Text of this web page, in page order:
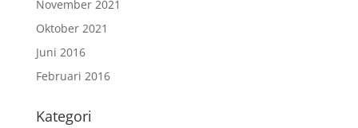
November 2021
Oktober 2021
Juni 2016
Februari 2016
Kategori